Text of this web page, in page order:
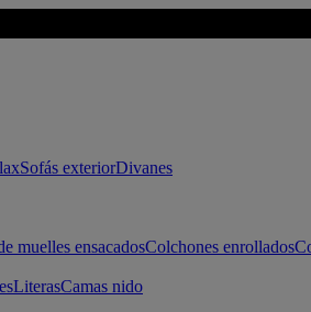
Sofás exteriorDivanes
muelles ensacadosColchones enrollados
LiterasCamas nido